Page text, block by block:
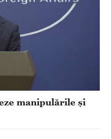
manipulările și